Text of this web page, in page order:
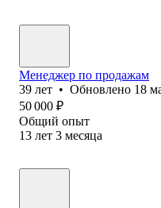
Менеджер по продажам
39 лет • Обновлено 18
50 000 ₽
Общий опыт
13 лет 3 месяца